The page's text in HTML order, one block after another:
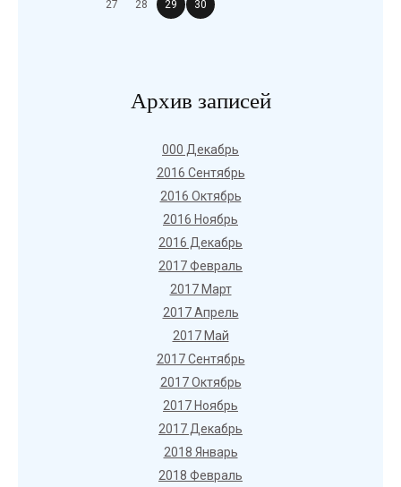
27 28 29 30
Архив записей
000 Декабрь
2016 Сентябрь
2016 Октябрь
2016 Ноябрь
2016 Декабрь
2017 Февраль
2017 Март
2017 Апрель
2017 Май
2017 Сентябрь
2017 Октябрь
2017 Ноябрь
2017 Декабрь
2018 Январь
2018 Февраль